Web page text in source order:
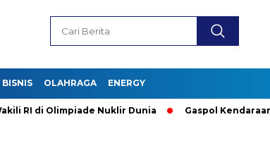
BISNIS OLAHRAGA ENERGY
Olimpiade Nuklir Dunia Gaspol Kendaraan